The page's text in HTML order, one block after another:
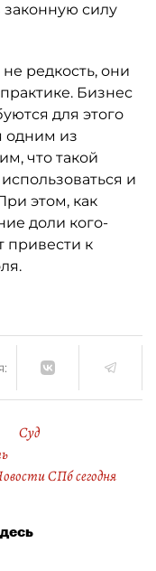
законную силу
редкость, они
Бизнес
для этого
одним из
что такой
и
этом, как
доли кого-
привести к
Суд
СПб сегодня